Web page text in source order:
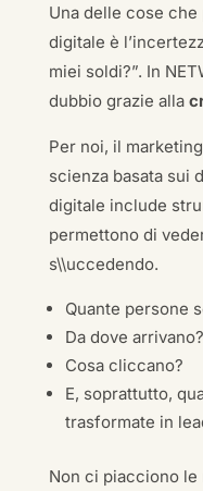
Una delle cose
digitale è
miei soldi?”. In
dubbio grazie alla
Per noi, il
scienza basata sui
digitale include
permettono di
s\\uccedendo.
Quante persone
Da dove arrivano?
Cosa cliccano?
E, soprattutto,
trasformate in
Non ci piacciono